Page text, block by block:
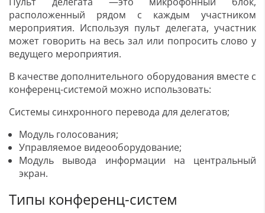
расположенный рядом с каждым участником
мероприятия. Используя пульт делегата, участник
может говорить на весь зал или попросить слово у
ведущего мероприятия.
В качестве дополнительного оборудования вместе с
конференц-системой можно использовать:
Системы синхронного перевода для делегатов;
Модуль голосования;
Управляемое видеооборудование;
Модуль вывода информации на центральный
экран.
Типы конференц-систем